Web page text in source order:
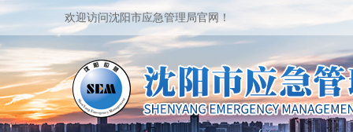
欢迎访问沈阳市应急管理局官网！